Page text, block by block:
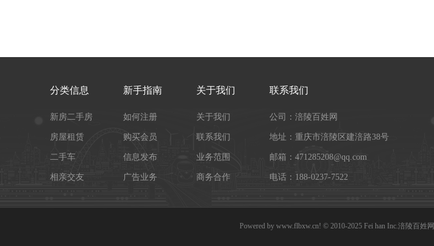
分类信息
新房二手房
房屋租赁
二手车
相亲交友
新手指南
如何注册
购买会员
信息发布
广告业务
关于我们
关于我们
联系我们
业务范围
商务合作
联系我们
公司：涪陵百姓网
地址：重庆市涪陵区建涪路38号
邮箱：471285208@qq.com
电话：188-0237-7522
Powered by www.flbxw.cn! © 2010-2025 Fei han Inc.涪陵百姓网